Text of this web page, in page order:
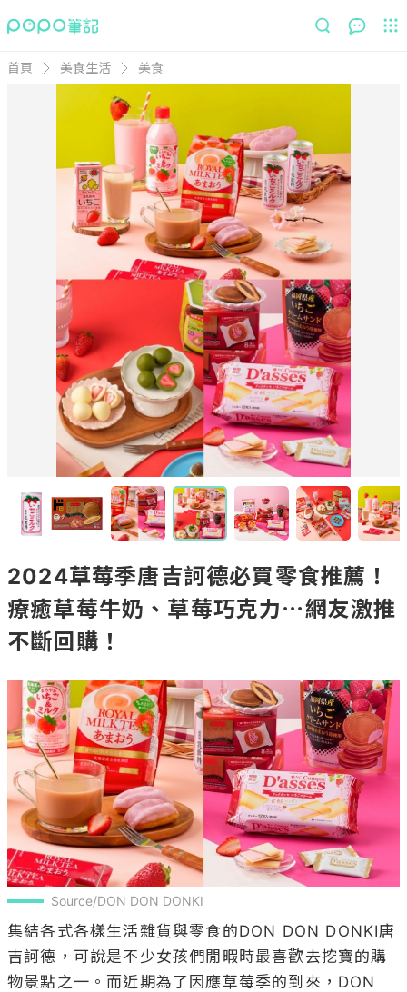
首頁 美食生活 美食
2024草莓季唐吉訶德必買零食推薦！
療癒草莓牛奶、草莓巧克力⋯網友激推
不斷回購！
Source/DON DON DONKI
集結各式各樣生活雜貨與零食的DON DON DONKI唐
吉訶德，可說是不少女孩們閒暇時最喜歡去挖寶的購
物景點之一。而近期為了因應草莓季的到來，DON